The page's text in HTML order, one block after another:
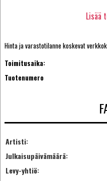
Lisää
Hinta ja varastotilanne koskevat
Toimitusaika:
Tuotenumero
Artisti:
Julkaisupäivämäärä:
Levy-yhtiö: